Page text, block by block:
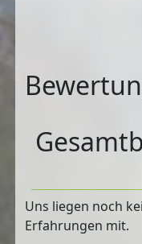
Uns liegen noch
Erfahrungen mit.